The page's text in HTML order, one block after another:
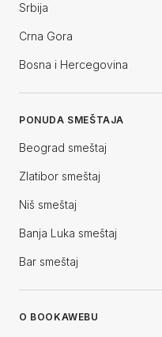
Srbija
Crna Gora
Bosna i Hercegovina
PONUDA SMEŠTAJA
Beograd smeštaj
Zlatibor smeštaj
Niš smeštaj
Banja Luka smeštaj
Bar smeštaj
O BOOKAWEBU